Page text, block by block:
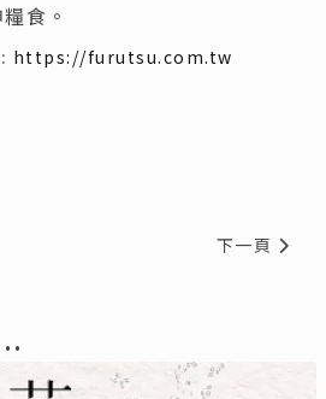
食。
https://furutsu.com.tw
下一篇文章:
下一頁